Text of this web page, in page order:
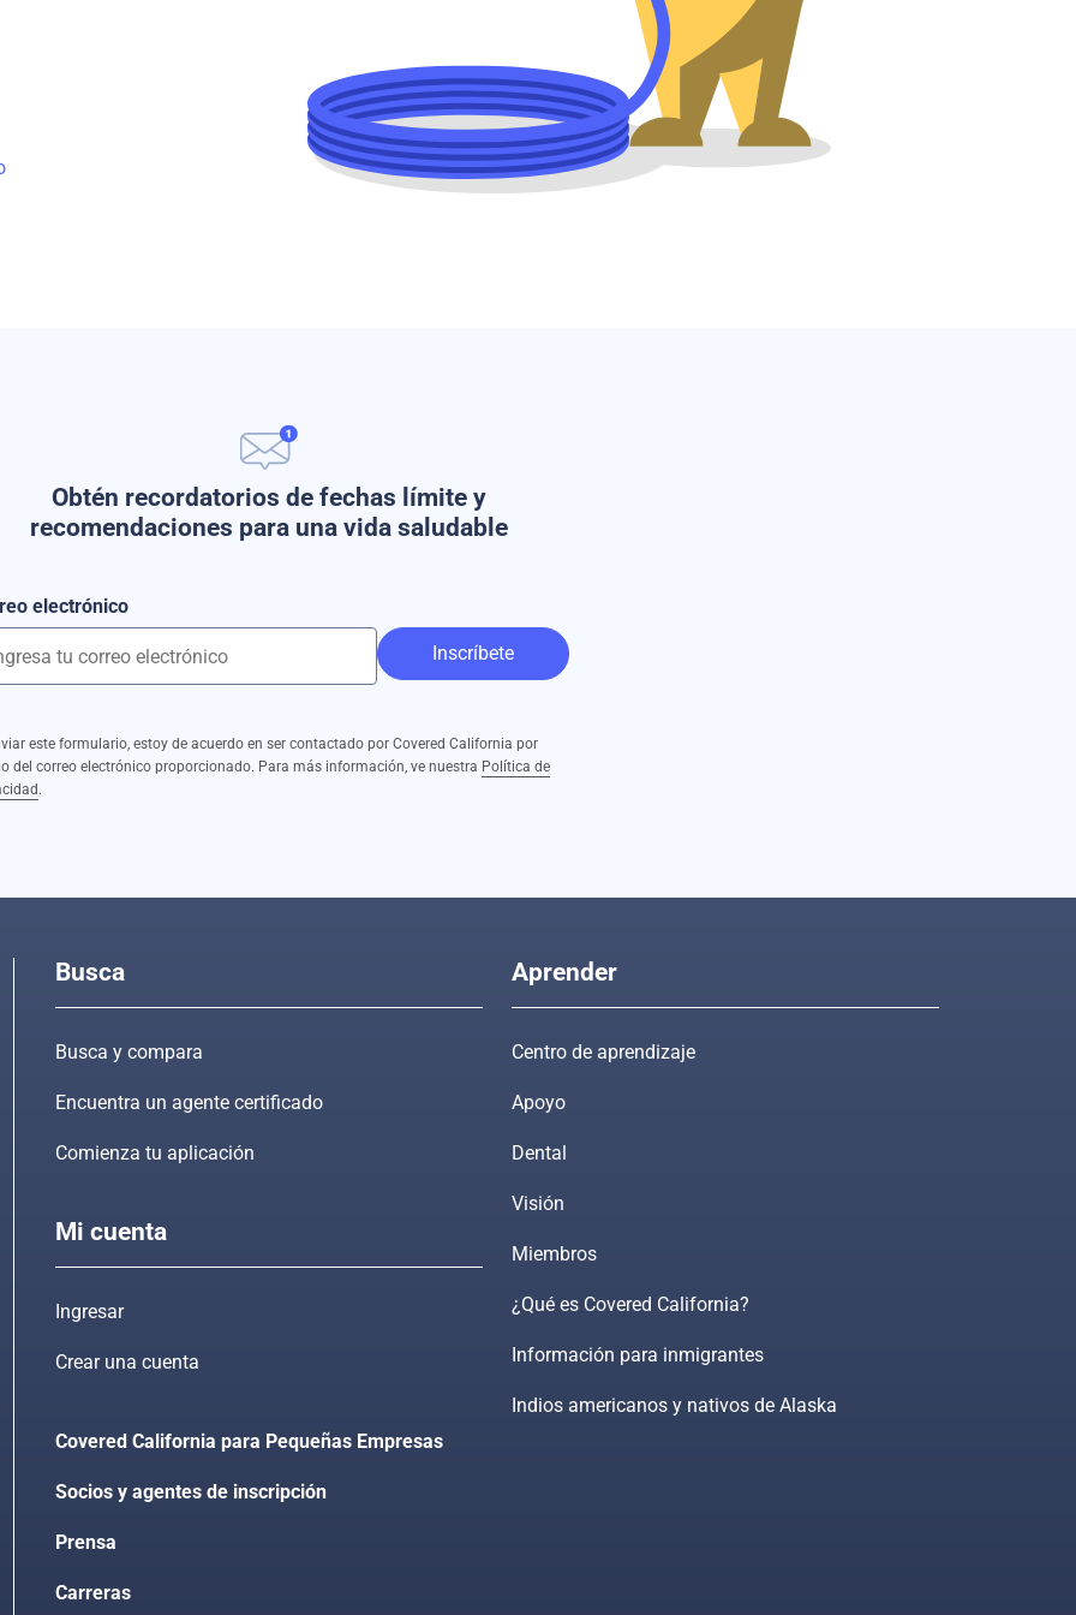
Obtén recordatorios de fechas límite y
recomendaciones para una vida saludable
electrónico
Inscríbete
este formulario, estoy de acuerdo en ser contactado por Covered California por
del correo electrónico proporcionado. Para más información, ve nuestra Política de
.
Busca
Busca y compara
Encuentra un agente certificado
Comienza tu aplicación
Mi cuenta
Ingresar
Crear una cuenta
Covered California para Pequeñas Empresas
Socios y agentes de inscripción
Prensa
Carreras
Aprender
Centro de aprendizaje
Apoyo
Dental
Visión
Miembros
¿Qué es Covered California?
Información para inmigrantes
Indios americanos y nativos de Alaska